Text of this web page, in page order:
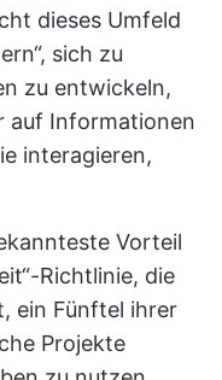
dieses Umfeld
sich zu
zu entwickeln,
auf Informationen
interagieren,
Vorteil
Richtlinie, die
ein Fünftel ihrer
Projekte